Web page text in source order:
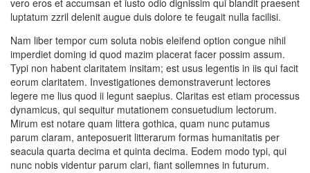
vero eros et accumsan et iusto odio dignissim qui blandit praesent
luptatum zzril delenit augue duis dolore te feugait nulla facilisi.
Nam liber tempor cum soluta nobis eleifend option congue nihil
imperdiet doming id quod mazim placerat facer possim assum.
Typi non habent claritatem insitam; est usus legentis in iis qui facit
eorum claritatem. Investigationes demonstraverunt lectores
legere me lius quod ii legunt saepius. Claritas est etiam processus
dynamicus, qui sequitur mutationem consuetudium lectorum.
Mirum est notare quam littera gothica, quam nunc putamus
parum claram, anteposuerit litterarum formas humanitatis per
seacula quarta decima et quinta decima. Eodem modo typi, qui
nunc nobis videntur parum clari, fiant sollemnes in futurum.